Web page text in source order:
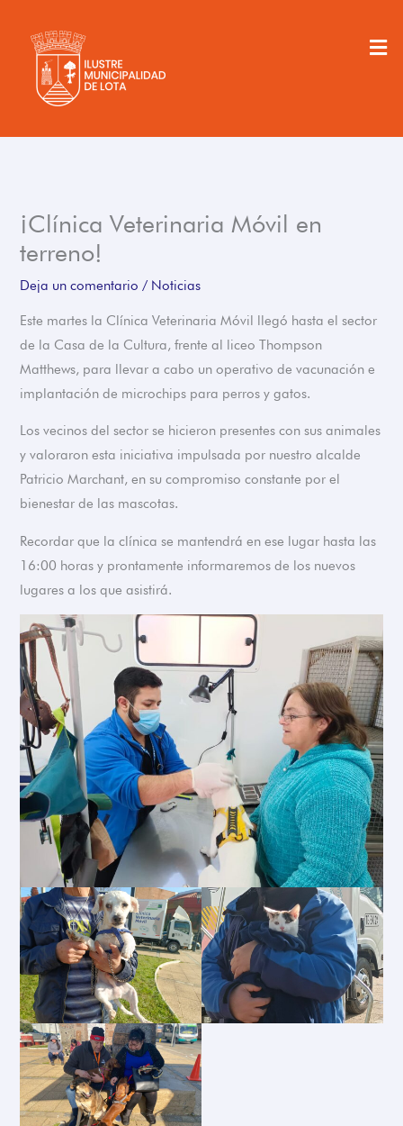
contenido
¡Clínica Veterinaria Móvil en
terreno!
Deja un comentario / Noticias
Este martes la Clínica Veterinaria Móvil llegó hasta el sector
de la Casa de la Cultura, frente al liceo Thompson
Matthews, para llevar a cabo un operativo de vacunación e
implantación de microchips para perros y gatos.
Los vecinos del sector se hicieron presentes con sus animales
y valoraron esta iniciativa impulsada por nuestro alcalde
Patricio Marchant, en su compromiso constante por el
bienestar de las mascotas.
Recordar que la clínica se mantendrá en ese lugar hasta las
16:00 horas y prontamente informaremos de los nuevos
lugares a los que asistirá.